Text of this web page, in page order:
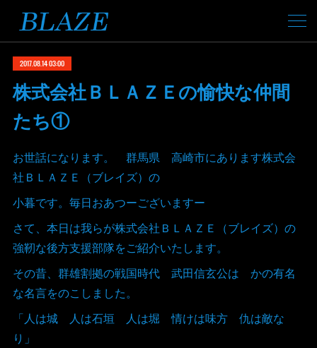
2017.08.14 03:00
株式会社ＢＬＡＺＥの愉快な仲間
たち①
お世話になります。 群馬県 高崎市にあります株式会
社ＢＬＡＺＥ（ブレイズ）の
小暮です。毎日おあつーございますー
さて、本日は我らが株式会社ＢＬＡＺＥ（ブレイズ）の
強靭な後方支援部隊をご紹介いたします。
その昔、群雄割拠の戦国時代 武田信玄公は かの有名
な名言をのこしました。
「人は城 人は石垣 人は堀 情けは味方 仇は敵な
り」